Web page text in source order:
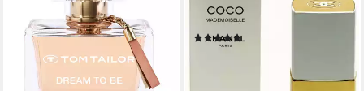
11,99 €
UVP20,00 €
(399,67 €/ 1 l)
lieferbar - in 2-3 Werktagen bei dir
EDT, mit warmer Basisnote
(124)
lieferbar - in 8-10 Werktagen bei